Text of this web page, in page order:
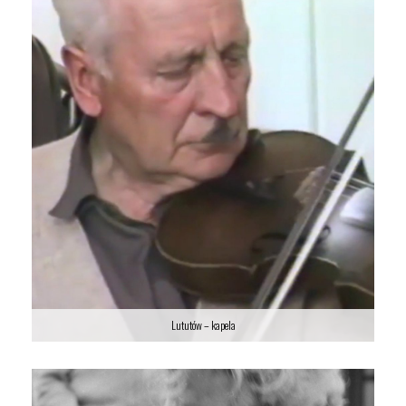
Lututów – kapela
Lututów – kapela